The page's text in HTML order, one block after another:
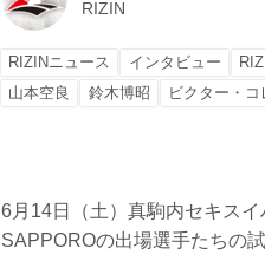
RIZIN
RIZINニュース インタビュー
山本空良
鈴木博昭 ビクター・コ
6月14日（土）真駒内セキス
SAPPOROの出場選手たちの